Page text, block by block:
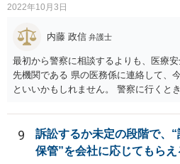
2022年10月3日
内藤 政信 弁護士
最初から警察に相談するよりも、医療
先機関である 県の医務係に連絡して、
といいかもしれません。 警察に行くと
9
訴訟するか未定の段階で、
保管”を会社に応じてもら